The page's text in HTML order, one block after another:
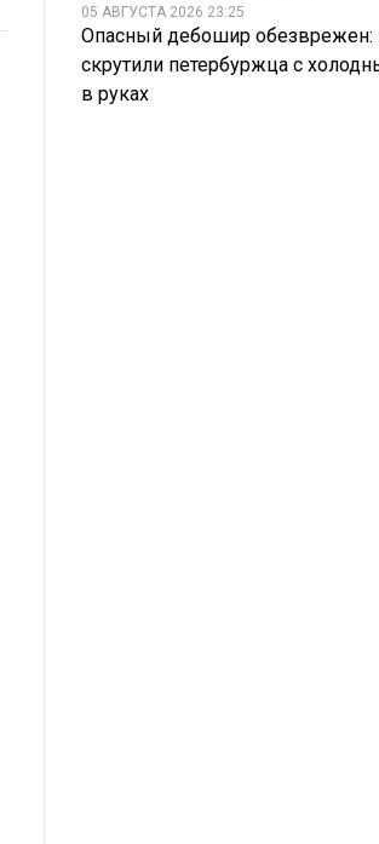
05 АВГУСТА 2026 23:25
Опасный дебошир обезврежен:
скрутили петербуржца с
в руках